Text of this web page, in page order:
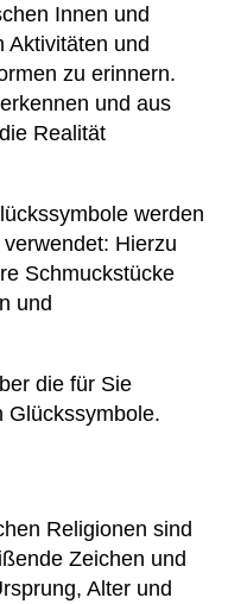
Innen und
Aktivitäten und
zu erinnern.
und aus
Realität
werden
Hierzu
Schmuckstücke
und
die für Sie
Glückssymbole.
Religionen sind
Zeichen und
Alter und